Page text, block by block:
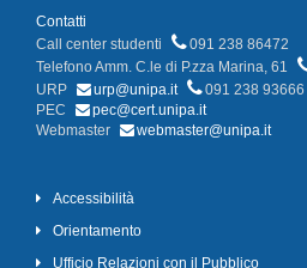
Contatti
Call center studenti
091 238 86472
Telefono Amm. C.le di P.zza Marina, 61
URP
urp@unipa.it
091 238 93666
PEC
pec@cert.unipa.it
Webmaster
webmaster@unipa.it
Accessibilità
Orientamento
Ufficio Relazioni con il Pubblico